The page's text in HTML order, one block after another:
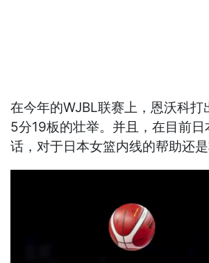
在今年的WJBL联赛上，恩沃科
5分19板的壮举。并且，在目前
话，对于日本女篮内线的帮助还是